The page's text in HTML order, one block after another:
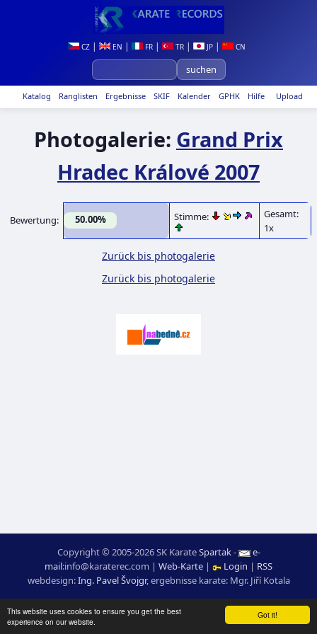
Got it!
This website uses cookies to ensure you get the best
experience on our website.
CZ| EN | FR| TR| JP| CN
Upload
Katalog Ranglisten Ergebnisse SKIF Kalender GPHK Hilfe
Photogalerie: Grand Prix
Hradec Králové 2007
Bewertung: 50.00% Stimme:
Gesamt:
1x
Zurück bis photogalerie
Zurück bis photogalerie
Copyright © 2005-2026 SK KarateSpartak-
e-
mail:moc.ceretarak@ofni | Web-Karte | Login | RSS
webdesign:Ing. Pavel Švojgr,ergebnisse karate: Mgr. Jiří Kotala